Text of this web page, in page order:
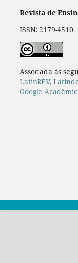
Revista de
ISSN: 2179-4510
Associada às
LatinREV,
Google